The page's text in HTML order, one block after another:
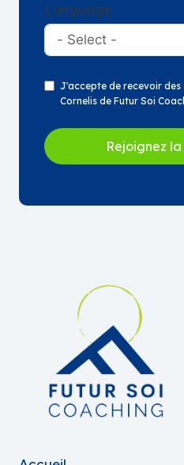
Language
J'accepte de recevoir des
Cornelis de Futur Soi
Rejoignez